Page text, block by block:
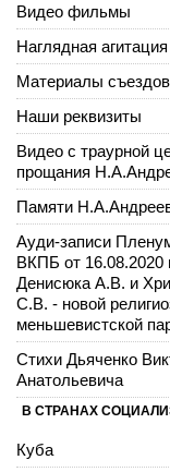
Видео фильмы
Наглядная агитация
Материалы
Наши реквизиты
Видео с траурной
прощания
Памяти
Ауди-записи
ВКПБ от 16.08.2020
Денисюка А.В. и
С.В. - новой
меньшевистской
Стихи Дьяченко
Анатольевича
В СТРАНАХ
Куба